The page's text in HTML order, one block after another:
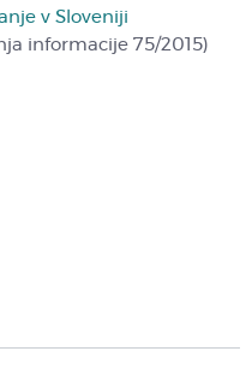
v Sloveniji
informacije 75/2015)